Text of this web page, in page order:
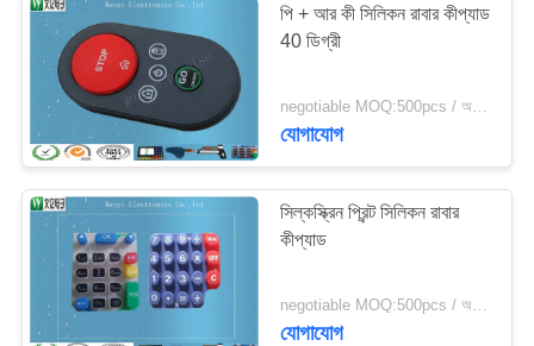
পি + আর কী সিলিকন রাবার কীপ্যাড
40 ডিগ্রী
যোগাযোগ
সিল্কস্ক্রিন প্রিন্ট সিলিকন রাবার
কীপ্যাড
negotiable MOQ:500pcs / অনেক
যোগাযোগ